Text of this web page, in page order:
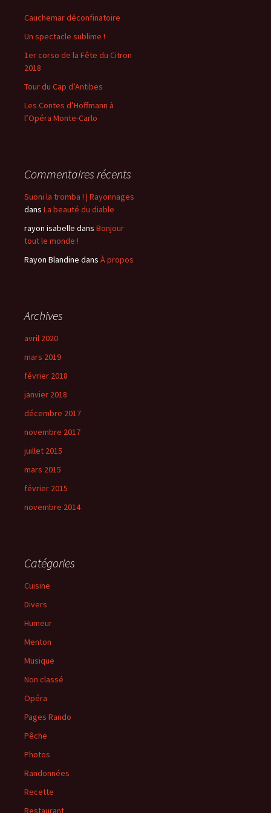
h
e
Cauchemar déconfinatoire
Un spectacle sublime !
1er corso de la Fête du Citron
2018
Tour du Cap d’Antibes
Les Contes d’Hoffmann à
l’Opéra Monte-Carlo
Commentaires récents
Suoni la tromba ! | Rayonnages
dans La beauté du diable
rayon isabelle dans Bonjour
tout le monde !
Rayon Blandine dans À propos
Archives
avril 2020
mars 2019
février 2018
janvier 2018
décembre 2017
novembre 2017
juillet 2015
mars 2015
février 2015
novembre 2014
Catégories
Cuisine
Divers
Humeur
Menton
Musique
Non classé
Opéra
Pages Rando
Pêche
Photos
Randonnées
Recette
Restaurant